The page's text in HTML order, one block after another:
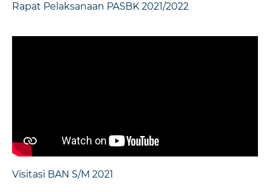
Rapat Pelaksanaan PASBK 2021/2022
Visitasi BAN S/M 2021